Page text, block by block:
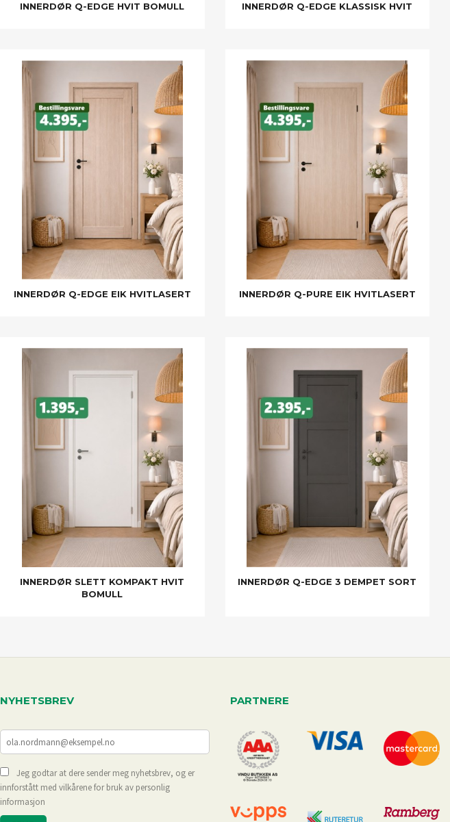
INNERDØR Q-EDGE HVIT BOMULL INNERDØR Q-EDGE KLASSISK HVIT
INNERDØR Q-EDGE EIK HVITLASERT INNERDØR Q-PURE EIK HVITLASERT
INNERDØR SLETT KOMPAKT HVIT
BOMULL
INNERDØR Q-EDGE 3 DEMPET SORT
NYHETSBREV
Jeg godtar at dere sender meg nyhetsbrev, og er
innforstått med vilkårene for bruk av personlig
informasjon
PARTNERE